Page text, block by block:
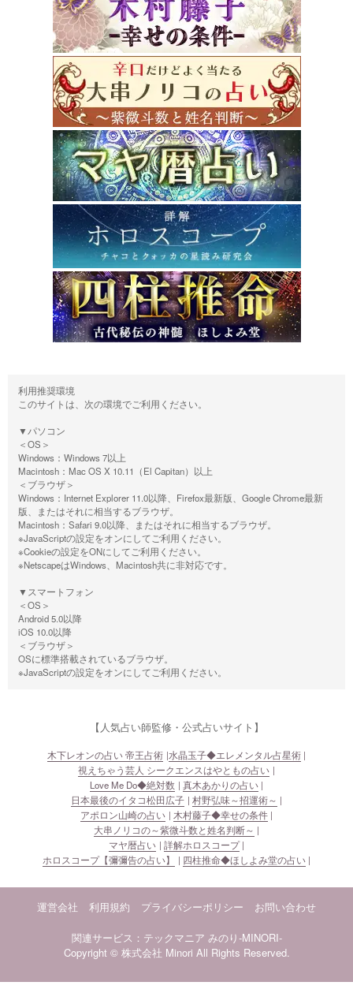
利用推奨環境
このサイトは、次の環境でご利用ください。
▼パソコン
＜OS＞
Windows：Windows 7以上
Macintosh：Mac OS X 10.11（El Capitan）以上
＜ブラウザ＞
Windows：Internet Explorer 11.0以降、Firefox最新版、Google Chrome最新
版、またはそれに相当するブラウザ。
Macintosh：Safari 9.0以降、またはそれに相当するブラウザ。
※JavaScriptの設定をオンにしてご利用ください。
※Cookieの設定をONにしてご利用ください。
※NetscapeはWindows、Macintosh共に非対応です。
▼スマートフォン
＜OS＞
Android 5.0以降
iOS 10.0以降
＜ブラウザ＞
OSに標準搭載されているブラウザ。
※JavaScriptの設定をオンにしてご利用ください。
【人気占い師監修・公式占いサイト】
木下レオンの占い 帝王占術 水晶玉子◆エレメンタル占星術
視えちゃう芸人 シークエンスはやともの占い
Love Me Do◆絶対数
真木あかりの占い
日本最後のイタコ松田広子
村野弘味～招運術～
アポロン山崎の占い
木村藤子◆幸せの条件
大串ノリコの～紫微斗数と姓名判断～
マヤ暦占い
詳解ホロスコープ
ホロスコープ【彌彌告の占い】
四柱推命◆ほしよみ堂の占い
運営会社 利用規約 プライバシーポリシー お問い合わせ
関連サービス：テックマニア みのり-MINORI-
Copyright © 株式会社 Minori All Rights Reserved.